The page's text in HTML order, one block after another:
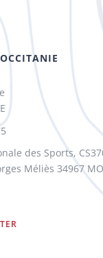
des Sports,
Méliès 34967